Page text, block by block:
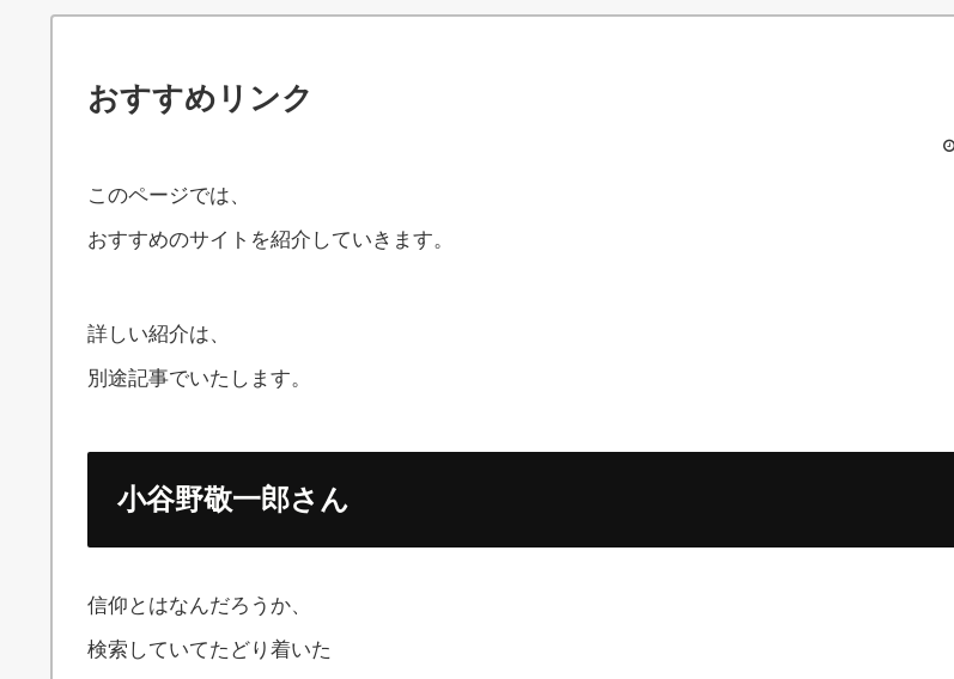
おすすめリンク
このページでは、
おすすめのサイトを紹介していきます。
詳しい紹介は、
別途記事でいたします。
小谷野敬一郎さん
信仰とはなんだろうか、
検索していてたどり着いた